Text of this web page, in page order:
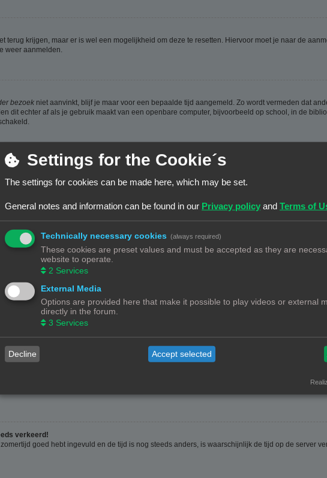
terug krijgen, maar er is wel een mogelijkheid om deze te resetten. Hiervoor moet je naar de
weer aanmelden.
bezoek niet aanvinkt, blijf je maar voor een bepaalde tijd aangemeld. Zo wordt vermeden dat
dit echter af als je gebruik maakt van een openbare computer, bijvoorbeeld op school, in de
phpBB3 zijn aangemaakt, weer verwijderd worden. Deze cookies zorgen ervoor dat je
je al gelezen hebt.
opgeslagen in de database. Om ze te wijzigen moet je op de
link klikken (deze
lijst?
vind je de optie Verberg mijn online status . Als je deze optie activeert zul je onzichtbaar zijn
een andere tijdzone is dan waarin jij woont. Als dit het geval is, moet je naar het
van dat het veranderen van de tijdzone, zoals de meeste instellingen, alleen gedaan
te doen.
verkeerd!
goed hebt ingevuld en de tijd is nog steeds anders, is waarschijnlijk de tijd op de server
Settings for the Cookie´s
The settings for cookies can be made here, which may be set.
General notes and information can be found in our Privacy policy and Terms of
Technically necessary cookies (always required)
These cookies are preset values and must be accepted as they are
website to operate.
2 Services
External Media
Options are provided here that make it possible to play videos or external
directly in the forum.
3 Services
Decline Accept selected